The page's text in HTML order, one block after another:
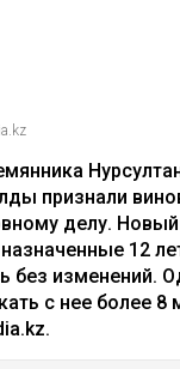
признали
делу.
12
без изменений.
с нее более 8